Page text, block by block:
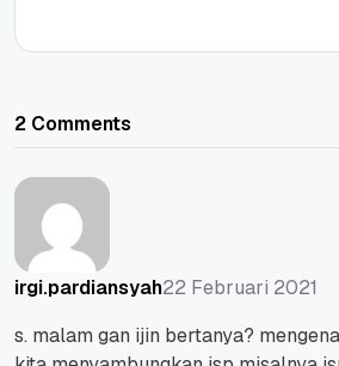
2 Comments
irgi.pardiansyah22 Februari 2021
s. malam gan ijin bertanya?